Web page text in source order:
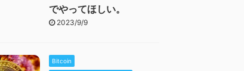
でやってほしい。
2023/9/9
Bitcoin